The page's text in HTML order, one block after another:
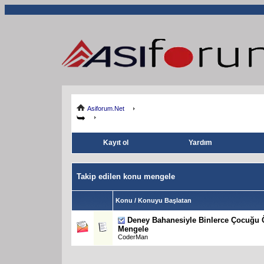
Asiforum.Net
Kayıt ol Yardım
Takip edilen konu mengele
Konu / Konuyu Başlatan
Deney Bahanesiyle Binlerce
Mengele
CoderMan